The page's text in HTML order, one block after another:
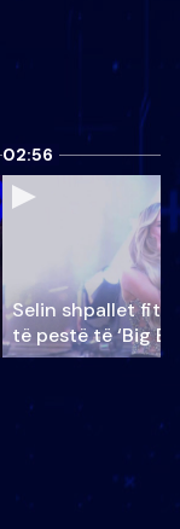
02:56
Selin shpallet
të pestë të ‘Big